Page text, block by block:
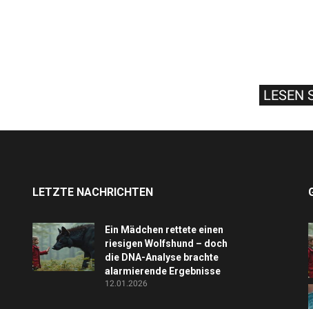
LESEN
LETZTE NACHRICHTEN
Ein Mädchen rettete einen
riesigen Wolfshund – doch
die DNA-Analyse brachte
alarmierende Ergebnisse
12.01.2026